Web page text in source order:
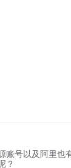
账号以及阿里也
？